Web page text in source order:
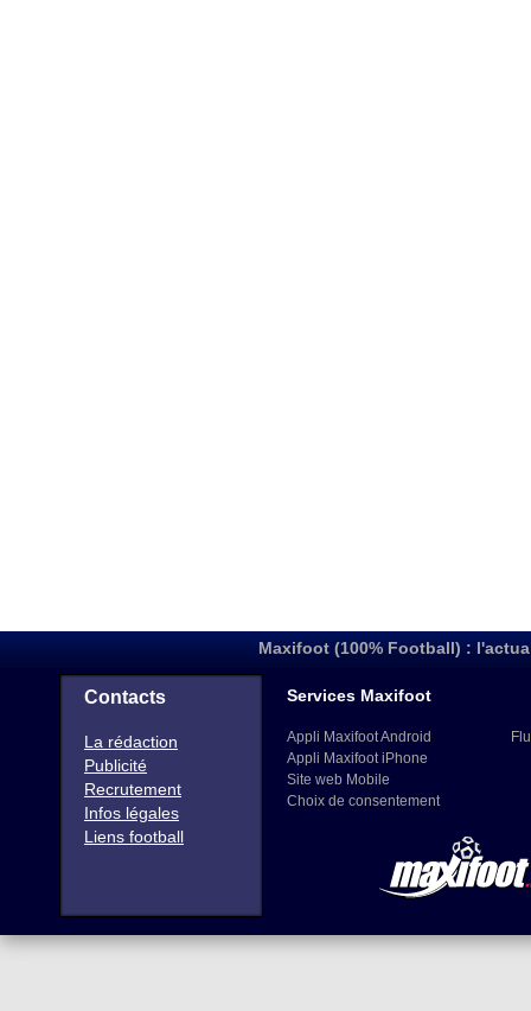
Maxifoot (100% Football) :
Contacts
La rédaction
Publicité
Recrutement
Infos légales
Liens football
Services Maxifoot
Appli Maxifoot Android
Appli Maxifoot iPhone
Site web Mobile
Choix de consentement